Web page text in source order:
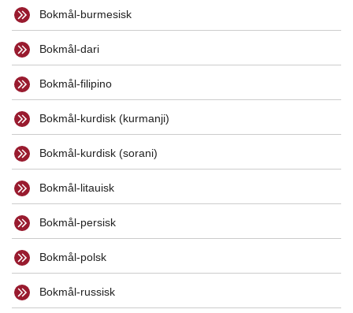
Bokmål-burmesisk
Bokmål-dari
Bokmål-filipino
Bokmål-kurdisk (kurmanji)
Bokmål-kurdisk (sorani)
Bokmål-litauisk
Bokmål-persisk
Bokmål-polsk
Bokmål-russisk